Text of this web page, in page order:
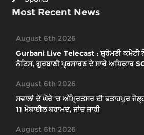
Most Recent News
August 6th 2026
Gurbani Live Telecast : ਸ਼੍ਰੋਮਣੀ ਕਮੇਟੀ
ਨੋਟਿਸ, ਗੁਰਬਾਣੀ ਪ੍ਰਸਾਰਣ ਦੇ ਸਾਰੇ ਅਧਿਕਾਰ
August 6th 2026
ਸਵਾਲਾਂ ਦੇ ਘੇਰੇ ’ਚ ਅੰਮ੍ਰਿਤਸਰ ਦੀ ਫਤਾਹਪੁਰ
11 ਮੋਬਾਈਲ ਬਰਾਮਦ, ਜਾਂਚ ਜਾਰੀ
August 6th 2026